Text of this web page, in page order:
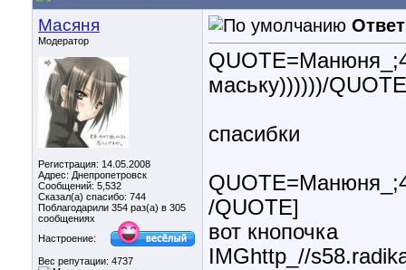
Масяня
Модератор
Регистрация: 14.05.2008
Адрес: Днепропетровск
Сообщений: 5,532
Сказал(а) спасибо: 744
Поблагодарили 354 раз(а) в 305
сообщениях
Настроение:
Вес репутации: 4737
маську))))))/
спасибки
/QUOTE]
вот кнопочка
IMGhttp_//